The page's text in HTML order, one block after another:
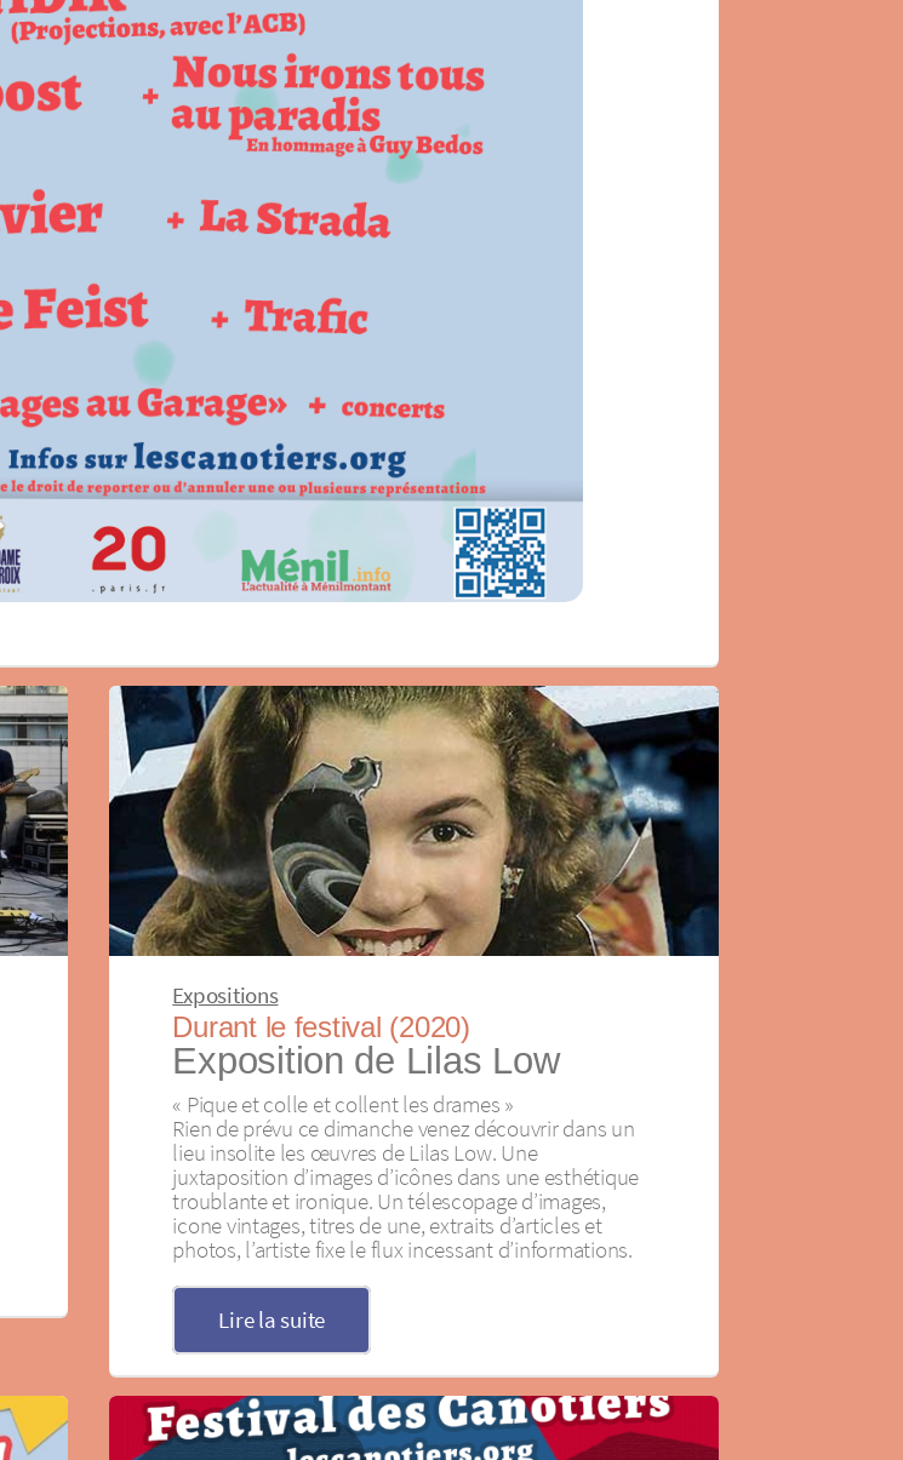
Expositions
Durant le festival (2020)
Exposition de Lilas Low
« Pique et colle et collent les drames »
Rien de prévu ce dimanche venez découvrir dans un
lieu insolite les œuvres de Lilas Low. Une
juxtaposition d’images d’icônes dans une esthétique
troublante et ironique. Un télescopage d’images,
icone vintages, titres de une, extraits d’articles et
photos, l’artiste fixe le flux incessant d’informations.
Lire la suite